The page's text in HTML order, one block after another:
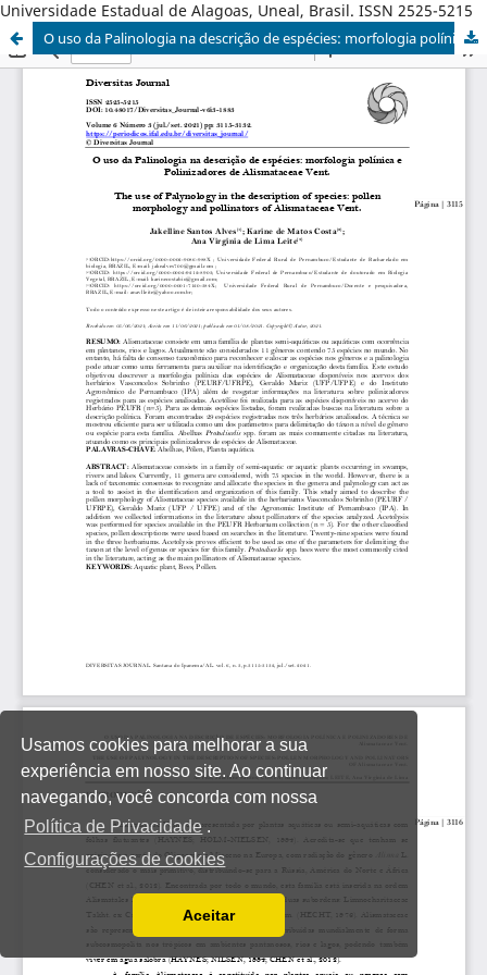
Usamos cookies para melhorar a sua
experiência em nosso site. Ao continuar
navegando, você concorda com nossa
Política de Privacidade .
Configurações de cookies
Ler a nossa Política de Privacidade
Você pode desabilitá-los alterando as
Aceitar
Universidade Estadual de Alagoas, Uneal, Brasil. ISSN 2525-5215
O uso da Palinologia na descrição de espécies: morfologia polínica e Polinizadores de Alismataceae Vent.